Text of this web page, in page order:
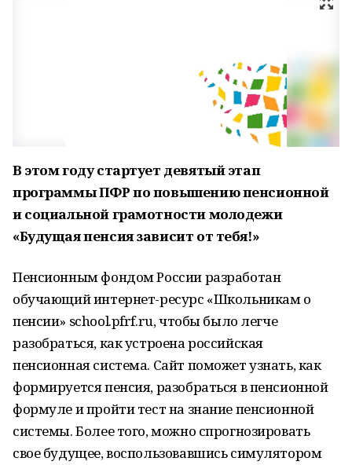
В этом году стартует девятый этап
программы ПФР по повышению пенсионной
и социальной грамотности молодежи
«Будущая пенсия зависит от тебя!»
Пенсионным фондом России разработан
обучающий интернет-ресурс «Школьникам о
пенсии» school.pfrf.ru, чтобы было легче
разобраться, как устроена российская
пенсионная система. Сайт поможет узнать, как
формируется пенсия, разобраться в пенсионной
формуле и пройти тест на знание пенсионной
системы. Более того, можно спрогнозировать
свое будущее, воспользовавшись симулятором